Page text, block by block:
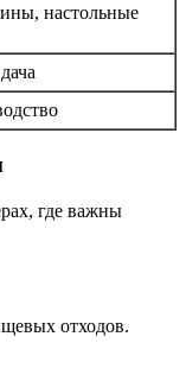
настольные
где важны
отходов.